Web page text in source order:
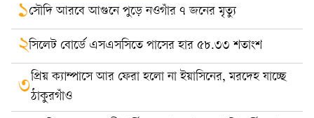
১সৌদি আরবে আগুনে পুড়ে নওগাঁর ৭ জনের মৃত্যু
২সিলেট বোর্ডে এসএসসিতে পাসের হার ৫৮.৩৩ শতাংশ
৩প্রিয় ক্যাম্পাসে আর ফেরা হলো না ইয়াসিনের, মরদেহ যাচ্ছে
ঠাকুরগাঁও